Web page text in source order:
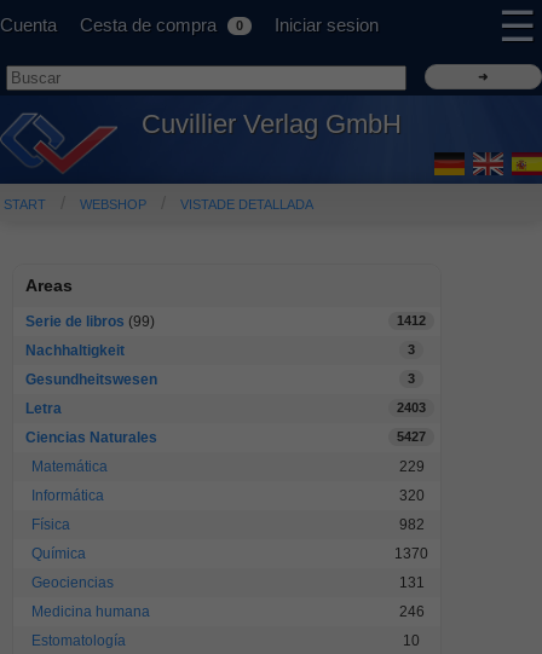
Cuenta Cesta de compra 0 Iniciar sesion ☰
Cuvillier Verlag GmbH
START WEBSHOP VISTADE DETALLADA
Areas
Serie de libros (99) 1412
Nachhaltigkeit 3
Gesundheitswesen 3
Letra 2403
Ciencias Naturales 5427
Matemática
229
Informática
320
Física
982
Química
1370
Geociencias
131
Medicina humana
246
Estomatología
10